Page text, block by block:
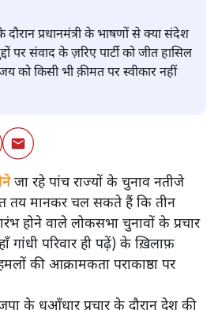
दौरान प्रधानमंत्री के भाषणों से क्या संदेश
पर संवाद के ज़रिए पार्टी को जीत हासिल
को किसी भी क़ीमत पर स्वीकार नहीं
जा रहे पांच राज्यों के चुनाव नतीजे
तय मानकर चल सकते हैं कि तीन
होने वाले लोकसभा चुनावों के प्रचार
गांधी परिवार ही पढ़ें) के ख़िलाफ़
की आक्रामकता पराकाष्ठा पर
के धुआँधार प्रचार के दौरान देश की